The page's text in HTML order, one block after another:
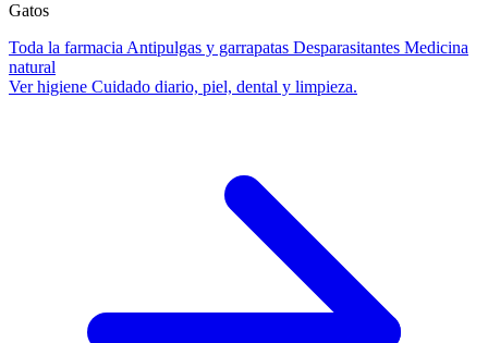
Gatos
Toda la farmacia Antipulgas y garrapatas Desparasitantes Medicina
natural
Ver higiene Cuidado diario, piel, dental y limpieza.